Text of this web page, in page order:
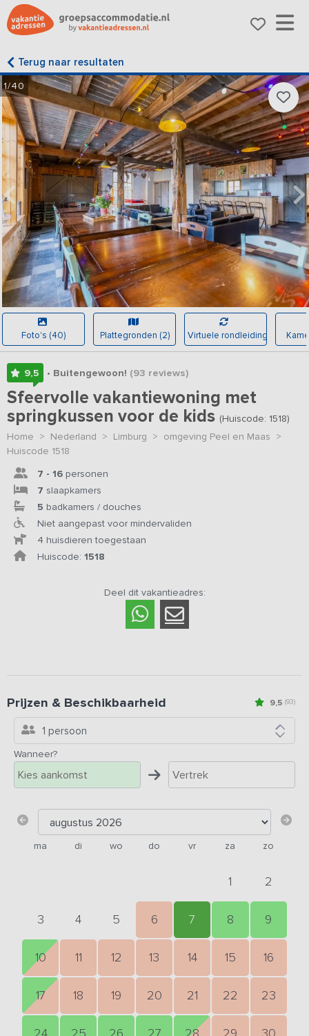
Terug naar resultaten
1/40
Foto's (40) Plattegronden (2) Virtuele rondleiding
9,5 • Buitengewoon! (93 reviews)
Sfeervolle vakantiewoning met
springkussen voor de kids (Huiscode: 1518)
Home > Nederland > Limburg > omgeving Peel en Maas >
Huiscode 1518
7 - 16 personen
7 slaapkamers
5 badkamers / douches
Niet aangepast voor mindervaliden
4 huisdieren toegestaan
Huiscode: 1518
Deel dit vakantieadres:
9,5 (93)
Prijzen & Beschikbaarheid
1 persoon
Wanneer?
ma di wo do vr za zo
1 2
3 4 5 6 7 8 9
10 11 12 13 14 15 16
17 18 19 20 21 22 23